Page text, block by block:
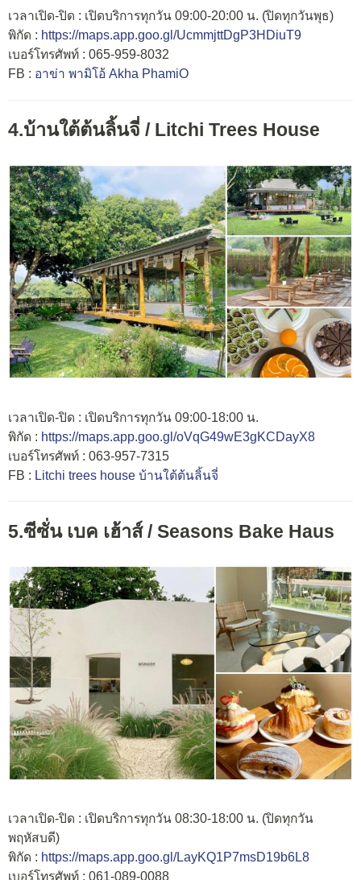
เวลาเปิด-ปิด : เปิดบริการทุกวัน 09:00-20:00 น. (ปิดทุกวันพุธ)
พิกัด : https://maps.app.goo.gl/UcmmjttDgP3HDiuT9
เบอร์โทรศัพท์ : 065-959-8032
FB : อาข่า พามิโอ้ Akha PhamiO
4.บ้านใต้ต้นลิ้นจี่ / Litchi Trees House
เวลาเปิด-ปิด : เปิดบริการทุกวัน 09:00-18:00 น.
พิกัด : https://maps.app.goo.gl/oVqG49wE3gKCDayX8
เบอร์โทรศัพท์ : 063-957-7315
FB : Litchi trees house บ้านใต้ต้นลิ้นจี่
5.ซีซั่น เบค เฮ้าส์ / Seasons Bake Haus
เวลาเปิด-ปิด : เปิดบริการทุกวัน 08:30-18:00 น. (ปิดทุกวัน
พฤหัสบดี)
พิกัด : https://maps.app.goo.gl/LayKQ1P7msD19b6L8
เบอร์โทรศัพท์ : 061-089-0088